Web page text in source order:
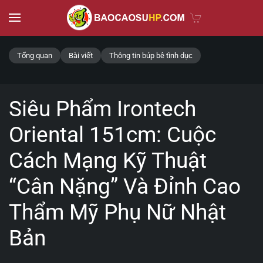
Skip to main content
Tổng quan Bài viết Thông tin búp bê tình dục
Siêu Phẩm Irontech
Oriental 151cm: Cuộc
Cách Mạng Kỹ Thuật
“Cân Nặng” Và Đỉnh Cao
Thẩm Mỹ Phụ Nữ Nhật
Bản